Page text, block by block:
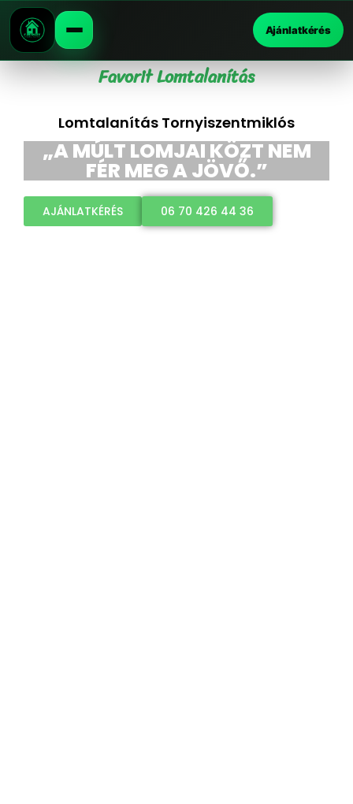
Ajánlatkérés
Favorit Lomtalanítás
Lomtalanítás Tornyiszentmiklós
„A MÚLT LOMJAI KÖZT NEM
FÉR MEG A JÖVŐ.”
AJÁNLATKÉRÉS 06 70 426 44 36